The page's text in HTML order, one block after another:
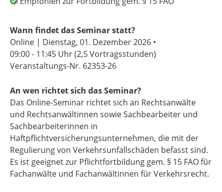
Wann findet das Seminar statt?
Online | Dienstag, 01. Dezember 2026 •
09:00 - 11:45 Uhr(2,5 Vortragsstunden)
Veranstaltungs-Nr. 62353-26
An wen richtet sich das Seminar?
Das Online-Seminar richtet sich an Rechtsanwälte
und Rechtsanwältinnen sowie Sachbearbeiter und
Sachbearbeiterinnen in
Haftpflichtversicherungsunternehmen, die mit der
Regulierung von Verkehrsunfallschäden befasst sind.
Es ist geeignet zur Pflichtfortbildung gem. § 15 FAO für
Fachanwälte und Fachanwältinnen für Verkehrsrecht.